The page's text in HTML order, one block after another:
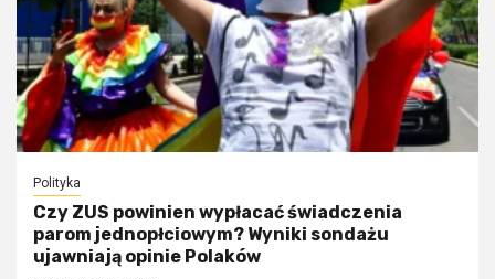
Polityka
Czy ZUS powinien wypłacać świadczenia
parom jednopłciowym? Wyniki sondażu
ujawniają opinie Polaków